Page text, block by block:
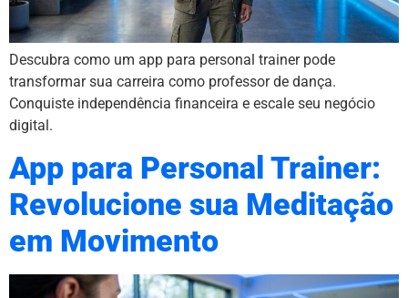
Descubra como um app para personal trainer pode
transformar sua carreira como professor de dança.
Conquiste independência financeira e escale seu negócio
digital.
App para Personal Trainer:
Revolucione sua Meditação
em Movimento